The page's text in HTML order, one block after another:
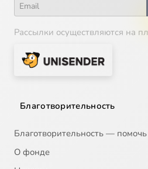
Рассылки осуществляются на
Благотворительность
Благотворительность —
О фонде